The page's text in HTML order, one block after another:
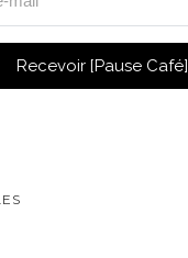
Recevoir [Pause Café]